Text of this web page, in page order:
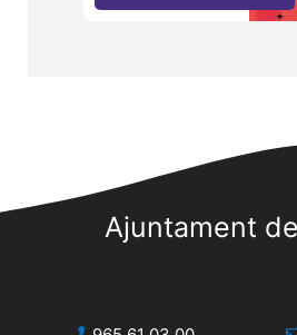
Ajuntament